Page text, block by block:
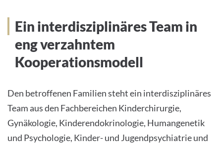
TeamEin interdisziplinäres Team in
eng verzahntem
Kooperationsmodell
Den betroffenen Familien steht ein interdisziplinäres
Team aus den Fachbereichen Kinderchirurgie,
Gynäkologie, Kinderendokrinologie, Humangenetik
und Psychologie, Kinder- und Jugendpsychiatrie und